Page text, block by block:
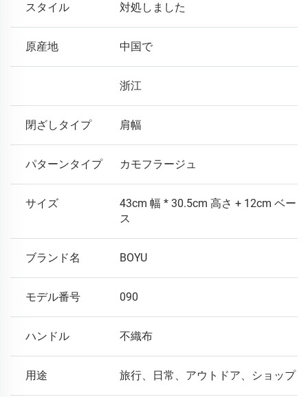
スタイル 対処しました
原産地 中国で
浙江
閉ざしタイプ 肩幅
パターンタイプ カモフラージュ
サイズ
43cm 幅 * 30.5cm 高さ + 12cm ベー
ス
ブランド名 BOYU
モデル番号 090
ハンドル 不織布
用途 旅行、日常、アウトドア、ショップ